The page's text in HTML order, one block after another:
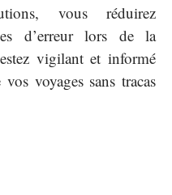
vous réduirez
d’erreur lors de la
vigilant et informé
voyages sans tracas